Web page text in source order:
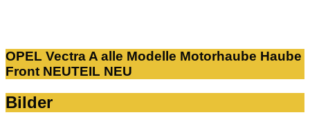
OPEL Vectra A alle Modelle Motorhaube Haube
Front NEUTEIL NEU
Bilder